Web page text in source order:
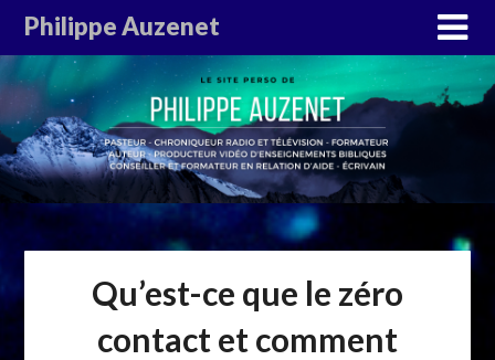
Philippe Auzenet
Qu’est-ce que le zéro
contact et comment